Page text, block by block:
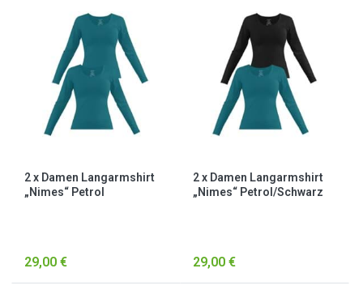
2 x Damen Langarmshirt
„Nimes“ Petrol
29,00 €
2 x Damen Langarmshirt
„Nimes“ Petrol/Schwarz
29,00 €